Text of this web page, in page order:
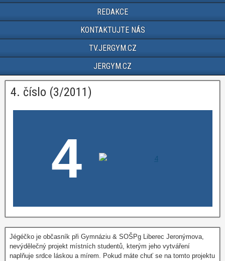
REDAKCE
KONTAKTUJTE NÁS
TV.JERGYM.CZ
JERGYM.CZ
4. číslo (3/2011)
4
Jégéčko je občasník při Gymnáziu & SOŠPg Liberec Jeronýmova,
nevýdělečný projekt místních studentů, kterým jeho vytváření
naplňuje srdce láskou a mírem. Pokud máte chuť se na tomto projektu